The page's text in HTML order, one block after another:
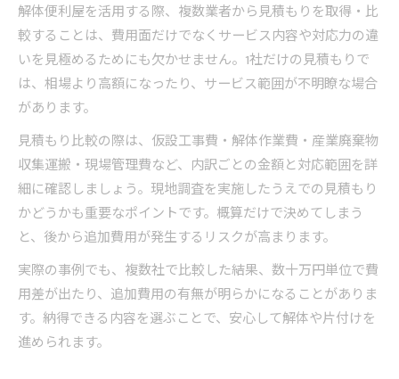
解体便利屋を活用する際、複数業者から見積もりを取得・比
較することは、費用面だけでなくサービス内容や対応力の違
いを見極めるためにも欠かせません。1社だけの見積もりで
は、相場より高額になったり、サービス範囲が不明瞭な場合
があります。
見積もり比較の際は、仮設工事費・解体作業費・産業廃棄物
収集運搬・現場管理費など、内訳ごとの金額と対応範囲を詳
細に確認しましょう。現地調査を実施したうえでの見積もり
かどうかも重要なポイントです。概算だけで決めてしまう
と、後から追加費用が発生するリスクが高まります。
実際の事例でも、複数社で比較した結果、数十万円単位で費
用差が出たり、追加費用の有無が明らかになることがありま
す。納得できる内容を選ぶことで、安心して解体や片付けを
進められます。